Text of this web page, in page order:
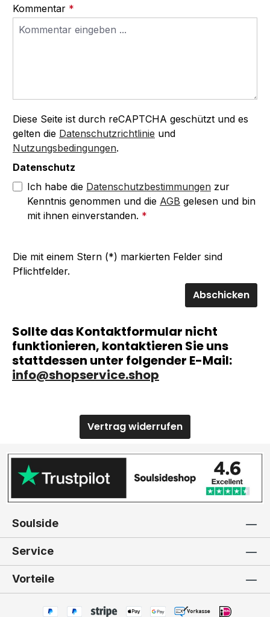
Kommentar *
Diese Seite ist durch reCAPTCHA geschützt und es
gelten die Datenschutzrichtlinie und
Nutzungsbedingungen.
Datenschutz
Ich habe die Datenschutzbestimmungen zur
Kenntnis genommen und die AGB gelesen und bin
mit ihnen einverstanden. *
Die mit einem Stern (*) markierten Felder sind
Pflichtfelder.
Abschicken
Sollte das Kontaktformular nicht
funktionieren, kontaktieren Sie uns
stattdessen unter folgender E-Mail:
info@shopservice.shop
Vertrag widerrufen
Soulside
Service
Vorteile